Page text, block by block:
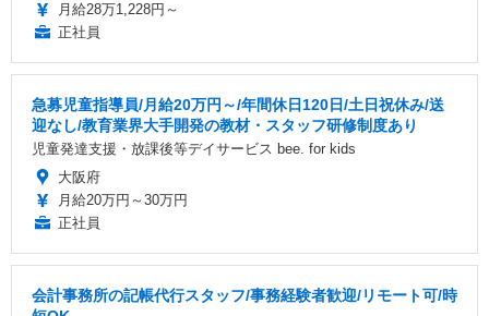
月給28万1,228円～
正社員
急募児童指導員/月給20万円～/年間休日120日/土日祝休み/送
迎なし/教育業界大手開発の教材・スタッフ研修制度あり
児童発達支援・放課後等デイサービス bee. for kids
大阪府
月給20万円～30万円
正社員
会計事務所の記帳代行スタッフ/事務経験者歓迎/リモート可/時